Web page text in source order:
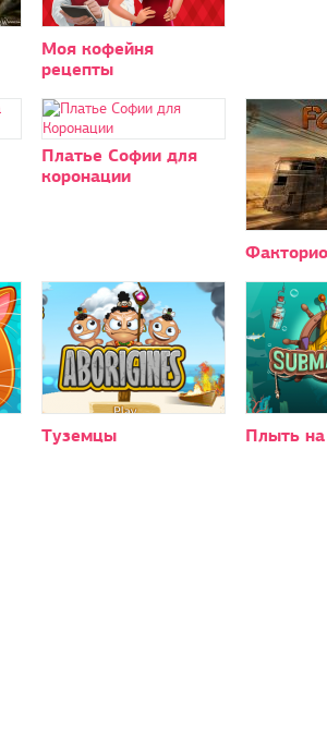
Моя кофейня
рецепты
Платье Софии для
коронации
Факторио
Туземцы Плыть